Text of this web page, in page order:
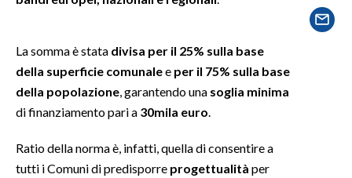
NOTIZIE
EVENTI
#CARAUNIONE
La somma è stata divisa per il 25% sulla base
della superficie comunalee per il 75% sulla base
della popolazione , garantendo una soglia minima
di finanziamento pari a 30mila euro
Ratio della norma è, infatti, quella di consentire a
tutti i Comuni di predisporre progettualità per